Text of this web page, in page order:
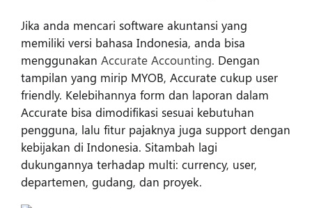
Jika anda mencari software akuntansi yang
memiliki versi bahasa Indonesia, anda bisa
menggunakan Accurate Accounting. Dengan
tampilan yang mirip MYOB, Accurate cukup user
friendly. Kelebihannya form dan laporan dalam
Accurate bisa dimodifikasi sesuai kebutuhan
pengguna, lalu fitur pajaknya juga support dengan
kebijakan di Indonesia. Sitambah lagi
dukungannya terhadap multi: currency, user,
departemen, gudang, dan proyek.